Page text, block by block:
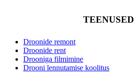
TEENUSED
Droonide remont
Droonide rent
Drooniga filmimine
Drooni lennutamise koolitus